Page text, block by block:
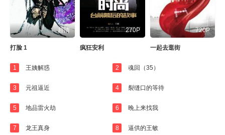
超清
打脸 1
270P
疯狂安利
720P
一起去逛街
1 王姨解惑 2 魂回（35）
3 元祖逼近 4 裂缝口的等待
5 地品雷火劫 6 晚上来找我
7 龙王真身 8 逼供的王敏